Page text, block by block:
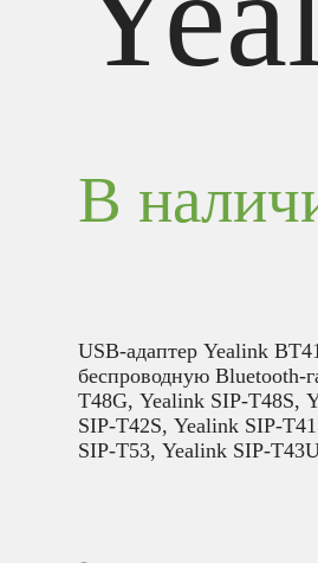
В
USB-адаптер Yealink
беспроводную Bluetooth-
T48G, Yealink SIP-T48S,
SIP-T42S, Yealink SIP-
SIP-T53, Yealink SIP-